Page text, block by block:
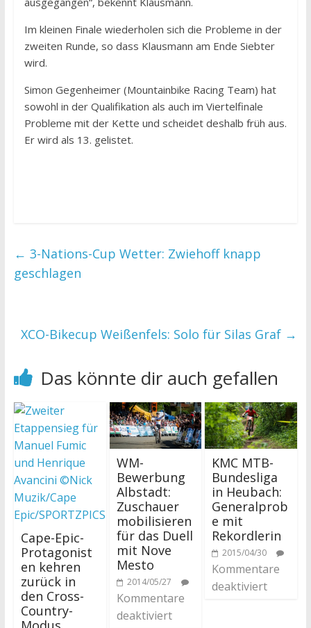
Im kleinen Finale wiederholen sich die Probleme in der
zweiten Runde, so dass Klausmann am Ende Siebter
wird.
Simon Gegenheimer (Mountainbike Racing Team) hat
sowohl in der Qualifikation als auch im Viertelfinale
Probleme mit der Kette und scheidet deshalb früh aus.
Er wird als 13. gelistet.
← 3-Nations-Cup Wetter: Zwiehoff knapp
geschlagen
XCO-Bikecup Weißenfels: Solo für Silas Graf →
Das könnte dir auch gefallen
Cape-Epic-
Protagonist
en kehren
zurück in
den Cross-
Country-
WM-
Bewerbung
Albstadt:
Zuschauer
mobilisieren
für das Duell
mit Nove
Mesto
2014/05/27
Kommentare
deaktiviert
KMC MTB-
Bundesliga
in Heubach:
Generalprob
e mit
Rekordlerin
2015/04/30
Kommentare
deaktiviert